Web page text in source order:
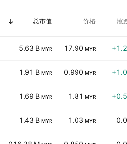
总市值 价格 涨
5.63 B MYR 17.90 MYR
1.91 B MYR 0.990 MYR
1.69 B MYR 1.81 MYR
1.43 B MYR 1.03 MYR